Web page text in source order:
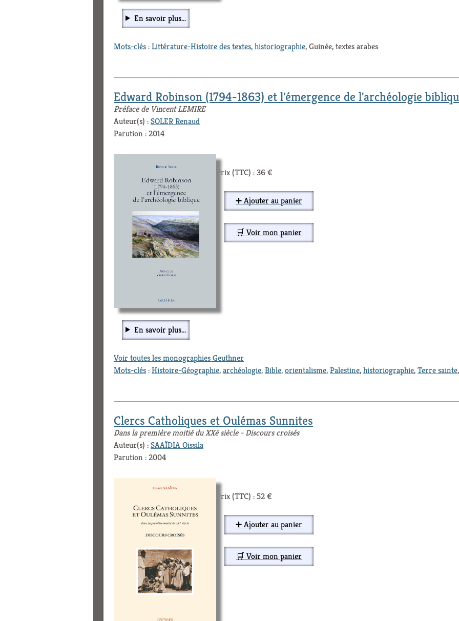
En savoir plus...
Mots-clés:Littérature-Histoire des textes,historiographie, Guinée, textes arabes
Edward Robinson (1794-1863) et l'émergence de l'archéologie
Préface de Vincent LEMIRE
Auteur(s) :SOLER Renaud
Parution : 2014
Prix (TTC) : 36 €
➕ Ajouter au panier
🛒 Voir mon panier
En savoir plus...
Voir toutes les monographies Geuthner
Mots-clés:Histoire-Géographie,archéologie,Bible,orientalisme,Palestine,historiographie,Terre sainte
Clercs Catholiques et Oulémas Sunnites
Dans la première moitié du XXè siècle - Discours croisés
Auteur(s) :SAAÏDIA Oissila
Parution : 2004
Prix (TTC) : 52 €
➕ Ajouter au panier
🛒 Voir mon panier